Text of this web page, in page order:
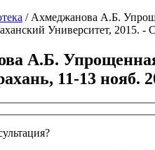
/ Ахмеджанова А.Б.
Университет, 2015. -
А.Б.
11-13 нояб.